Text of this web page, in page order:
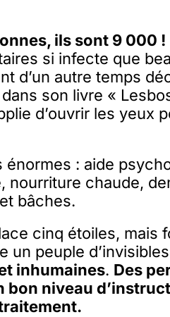
ils sont 9 000 !
si infecte que
d’un autre temps
son livre «
d’ouvrir les yeux
: aide
nourriture chaude,
bâches.
cinq étoiles, mais
un peuple
inhumaines. Des
bon niveau